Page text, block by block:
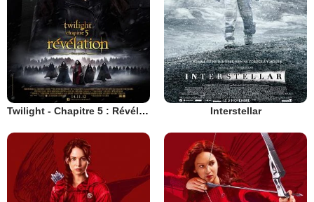
Twilight - Chapitre 5 : Révélation 2e partie Interstellar